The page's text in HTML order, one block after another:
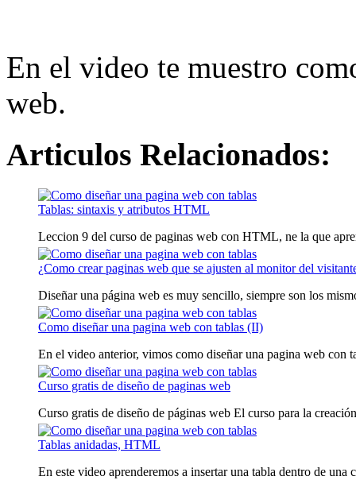
En el video te muestro
web.
Articulos Relacionados:
Tablas: sintaxis y atributos HTML
Leccion 9 del curso de paginas web con HTML, ne la que
¿Como crear paginas web que se ajusten al monitor del
Diseñar una página web es muy sencillo, siempre son los
Como diseñar una pagina web con tablas (II)
En el video anterior, vimos como diseñar una pagina web con
Curso gratis de diseño de paginas web
Curso gratis de diseño de páginas web El curso para la
Tablas anidadas, HTML
En este video aprenderemos a insertar una tabla dentro de una